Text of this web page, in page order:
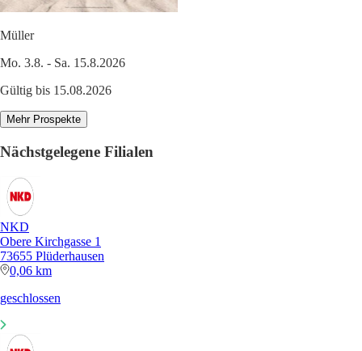
Müller
Mo. 3.8. - Sa. 15.8.2026
Gültig bis 15.08.2026
Mehr Prospekte
Nächstgelegene Filialen
NKD
Obere Kirchgasse 1
73655 Plüderhausen
0,06 km
geschlossen